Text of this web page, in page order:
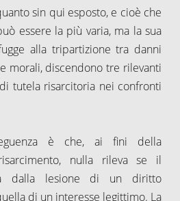
sin qui esposto, e cioè che
essere la più varia, ma la sua
alla tripartizione tra danni
morali, discendono tre rilevanti
tutela risarcitoria nei confronti
è che, ai fini della
nulla rileva se il
dalla lesione di un diritto
di un interesse legittimo. La